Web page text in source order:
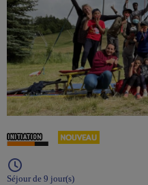
Séjour de 9 jour(s)